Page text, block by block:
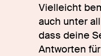
Vielleicht
auch unter
dass deine
Antworten